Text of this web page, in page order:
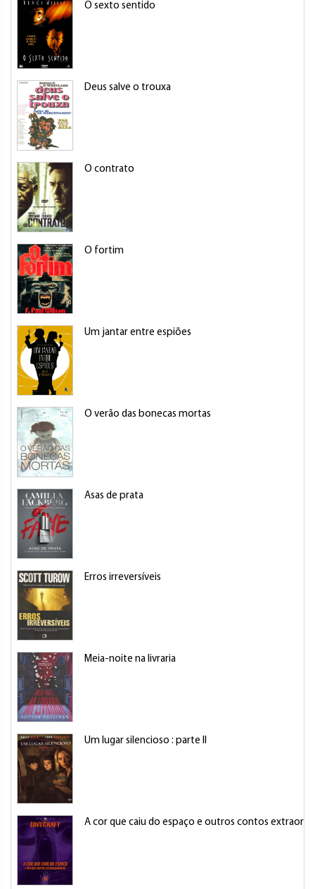
O sexto sentido
Deus salve o trouxa
O contrato
O fortim
Um jantar entre espiões
O verão das bonecas mortas
Asas de prata
Erros irreversíveis
Meia-noite na livraria
Um lugar silencioso : parte II
A cor que caiu do espaço e outros contos